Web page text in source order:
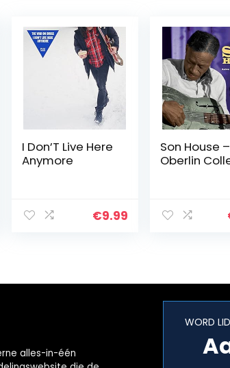
I Don’T Live Here
Anymore
€9.99
Son House
Oberlin
alles-in-één
WORD